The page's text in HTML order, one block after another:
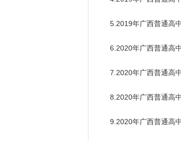
5.2019年广西普通高中
6.2020年广西普通高中
7.2020年广西普通高中
8.2020年广西普通高中
9.2020年广西普通高中